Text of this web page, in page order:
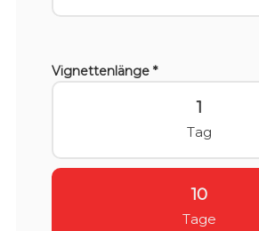
Vignettenlänge *
1
Tag
10
Tage